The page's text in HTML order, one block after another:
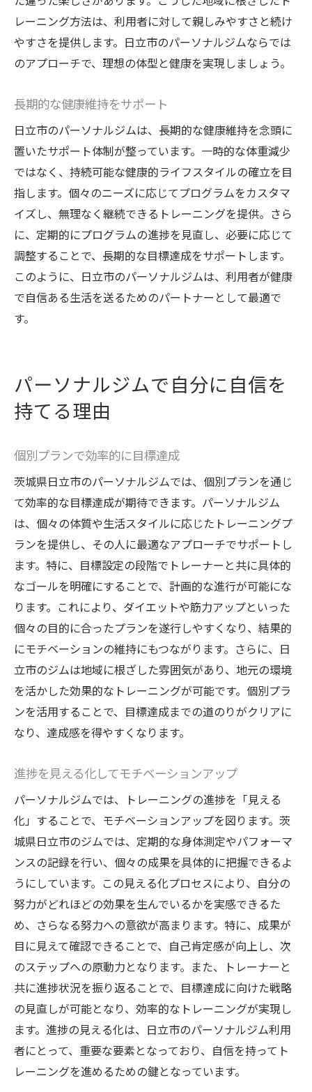
フィードバックとともに成長を実感
得た自信が日常生活に与えるポジティブな
影響
レーニング方法は、利用者に対して親しみやすさと続け
やすさを提供します。日立市のパーソナルジムならでは
のアプローチで、理想の体型と健康を実現しましょう。
長期的な健康維持をサポート
日立市のパーソナルジムは、長期的な健康維持を念頭に
置いたサポート体制が整っています。一時的な体重減少
ではなく、持続可能な健康的ライフスタイルの確立を目
指します。個々のニーズに応じてプログラムをカスタマ
イズし、無理なく継続できるトレーニングを提供。さら
に、定期的にプログラムの進捗を見直し、必要に応じて
調整することで、長期的な目標達成をサポートします。
このように、日立市のパーソナルジムは、利用者が健康
で自信ある生活を送るためのパートナーとして最適で
す。
パーソナルジムで自分に自信を
持てる理由
個別プランで効率的に目標達成
茨城県日立市のパーソナルジムでは、個別プランを通じ
て効率的な目標達成が期待できます。パーソナルジム
は、個々の体質や生活スタイルに応じたトレーニングプ
ランを提供し、その人に最適なアプローチでサポートし
ます。特に、目標設定の段階でトレーナーと共に具体的
なゴールを明確にすることで、計画的な進行が可能にな
ります。これにより、ダイエットや筋力アップといった
個々の目的に合ったプランを遂行しやすくなり、結果的
にモチベーションの維持にもつながります。さらに、日
立市のジムは地域に根ざした雰囲気があり、地元の環境
を活かした効果的なトレーニングが可能です。個別プラ
ンを活用することで、目標達成までの道のりがクリアに
なり、達成感を得やすくなります。
進捗を見える化してモチベーションアップ
パーソナルジムでは、トレーニングの進捗を「見える
化」することで、モチベーションアップを図ります。茨
城県日立市のジムでは、定期的な身体測定やパフォーマ
ンスの記録を行い、個々の成果を具体的に把握できるよ
うにしています。この見える化プロセスにより、自分の
努力がどれほどの効果を生んでいるかを実感できるた
め、さらなる努力への意欲が高まります。特に、成果が
目に見えて確認できることで、自己肯定感が向上し、次
のステップへの原動力となります。また、トレーナーと
共に進捗状況を振り返ることで、目標達成に向けた戦略
の見直しが可能となり、効率的なトレーニングが実現し
ます。進捗の見える化は、日立市のパーソナルジム利用
者にとって、重要な要素となっており、自信を持ってト
レーニングを進めるための鍵となっています。